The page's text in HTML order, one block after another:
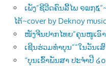
ເພັງ”ຊີວີດຄົນລີ້ໄພ ໑໙໗໕
ໄຕ້~cover by Deknoy music
ໜັງຈີນປາກໄທຍ”ຄຸນໜູເອົ
ເຊີນຮ່ວມທຳບຸນ””ໃນວັນ
“ບຸນເຂົ້າພັນສາ ປະຈຳປີ